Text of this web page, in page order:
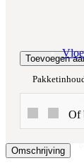
Toevoegen
Of
Omschrijving